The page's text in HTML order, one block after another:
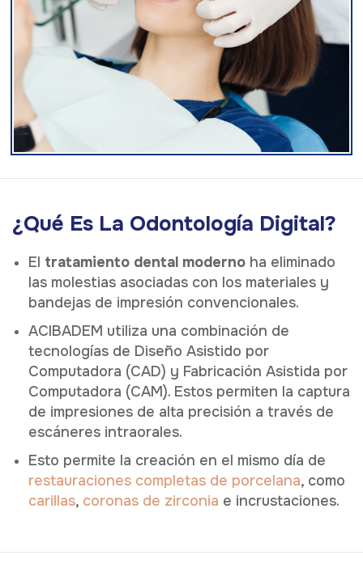
¿Qué Es La Odontología Digital?
El tratamiento dental moderno ha eliminado
las molestias asociadas con los materiales y
bandejas de impresión convencionales.
ACIBADEM utiliza una combinación de
tecnologías de Diseño Asistido por
Computadora (CAD) y Fabricación Asistida por
Computadora (CAM). Estos permiten la captura
de impresiones de alta precisión a través de
escáneres intraorales.
Esto permite la creación en el mismo día de
restauraciones completas de porcelana, como
carillas, coronas de zirconia e incrustaciones.